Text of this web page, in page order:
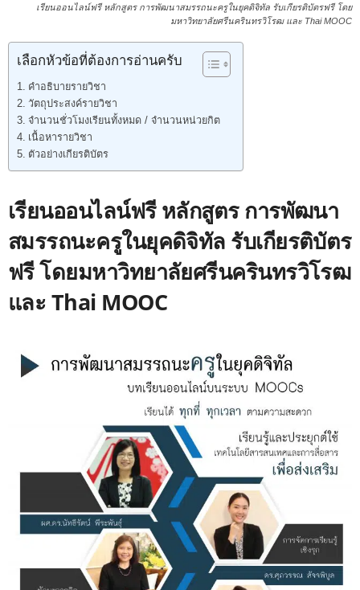
เรียนออนไลน์ฟรี หลักสูตร การพัฒนาสมรรถนะครูในยุคดิจิทัล รับเกียรติบัตรฟรี โดย
มหาวิทยาลัยศรีนครินทรวิโรฒ และ Thai MOOC
เลือกหัวข้อที่ต้องการอ่านครับ
คำอธิบายรายวิชา
วัตถุประสงค์รายวิชา
จำนวนชั่วโมงเรียนทั้งหมด / จำนวนหน่วยกิต
เนื้อหารายวิชา
ตัวอย่างเกียรติบัตร
เรียนออนไลน์ฟรี หลักสูตร การพัฒนา
สมรรถนะครูในยุคดิจิทัล รับเกียรติบัตร
ฟรี โดยมหาวิทยาลัยศรีนครินทรวิโรฒ
และ Thai MOOC